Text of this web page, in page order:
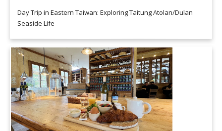
Day Trip in Eastern Taiwan: Exploring Taitung Atolan/Dulan
Seaside Life